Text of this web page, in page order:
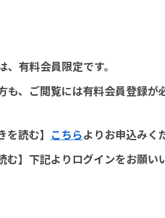
有料会員限定です。
、ご閲覧には有料会員登録が
を読む】 こちらよりお申込みく
む】下記よりログインをお願い